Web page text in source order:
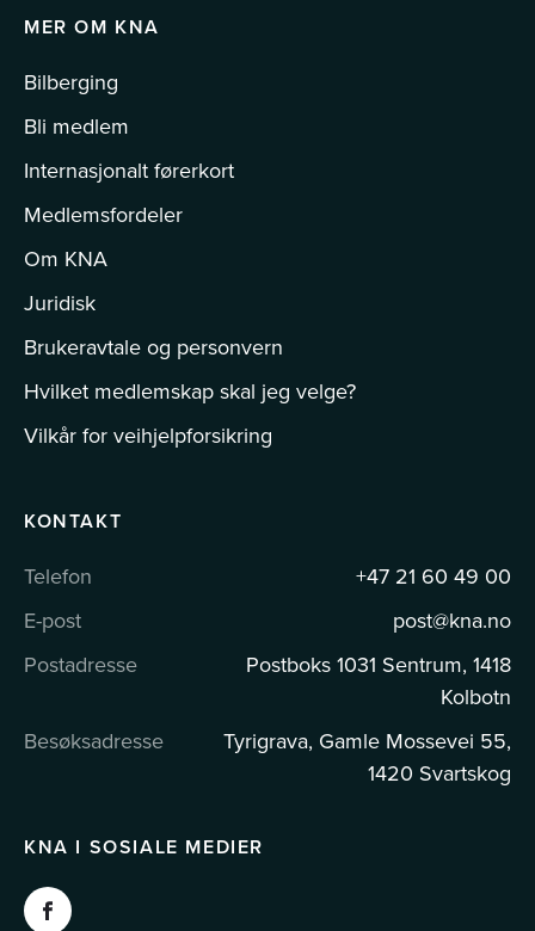
MER OM KNA
Bilberging
Bli medlem
Internasjonalt førerkort
Medlemsfordeler
Om KNA
Juridisk
Brukeravtale og personvern
Hvilket medlemskap skal jeg velge?
Vilkår for veihjelpforsikring
KONTAKT
Telefon
+47 21 60 49 00
E-post
post@kna.no
Postadresse
Postboks 1031 Sentrum, 1418
Kolbotn
Besøksadresse
Tyrigrava, Gamle Mossevei 55,
1420 Svartskog
KNA I SOSIALE MEDIER